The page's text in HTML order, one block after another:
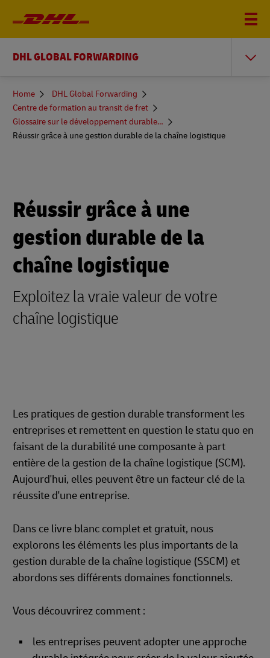
DHL GLOBAL FORWARDING
You
here
Home
DHL Global Forwarding
Centre de formation au transit de fret
Glossaire sur le développement durable et plus encore
Réussir grâce à une gestion durable de la chaîne logistique
Réussir grâce à une
gestion durable de la
chaîne logistique
Exploitez la vraie valeur de votre
chaîne logistique
Les pratiques de gestion durable transforment les
entreprises et remettent en question le statu quo en
faisant de la durabilité une composante à part
entière de la gestion de la chaîne logistique (SCM).
Aujourd'hui, elles peuvent être un facteur clé de la
réussite d'une entreprise.
Dans ce livre blanc complet et gratuit, nous
explorons les éléments les plus importants de la
gestion durable de la chaîne logistique (SSCM) et
abordons ses différents domaines fonctionnels.
Vous découvrirez comment :
les entreprises peuvent adopter une approche